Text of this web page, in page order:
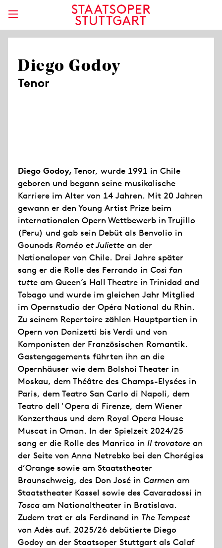
Diego Godoy
Tenor
Diego Godoy, Tenor, wurde 1991 in Chile
geboren und begann seine musikalische
Karriere im Alter von 14 Jahren. Mit 20 Jahren
gewann er den Young Artist Prize beim
internationalen Opern Wettbewerb in Trujillo
(Peru) und gab sein Debüt als Benvolio in
Gounods Roméo et Juliette an der
Nationaloper von Chile. Drei Jahre später
sang er die Rolle des Ferrando in Così fan
tutte am Queen’s Hall Theatre in Trinidad and
Tobago und wurde im gleichen Jahr Mitglied
im Opernstudio der Opéra National du Rhin.
Zu seinem Repertoire zählen Hauptpartien in
Opern von Donizetti bis Verdi und von
Komponisten der Französischen Romantik.
Gastengagements führten ihn an die
Opernhäuser wie dem Bolshoi Theater in
Moskau, dem Théâtre des Champs-Elysées in
Paris, dem Teatro San Carlo di Napoli, dem
Teatro dell'Opera di Firenze, dem Wiener
Konzerthaus und dem Royal Opera House
Muscat in Oman. In der Spielzeit 2024/25
sang er die Rolle des Manrico in Il trovatore an
der Seite von Anna Netrebko bei den Chorégies
d’Orange sowie am Staatstheater
Braunschweig, des Don José in Carmen am
Staatstheater Kassel sowie des Cavaradossi in
Tosca am Nationaltheater in Bratislava.
Zudem trat er als Ferdinand in The Tempest
von Adès auf. 2025/26 debütierte Diego
Godoy an der Staatsoper Stuttgart als Calaf